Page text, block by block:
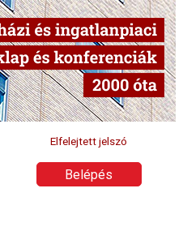
Elfelejtett jelszó
Belépés